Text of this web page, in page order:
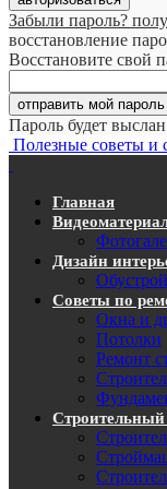
Забыли пароль?
восстановление
Восстановите свой
Пароль будет
Полезные советы и
Главная
Дизайн
Советы по
Окна и
Потолки
Ремонт
Строительный